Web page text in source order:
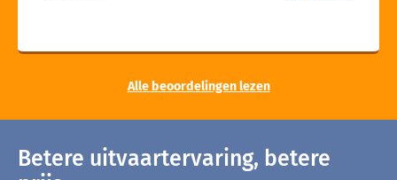
Alle beoordelingen lezen
Betere uitvaartervaring, betere